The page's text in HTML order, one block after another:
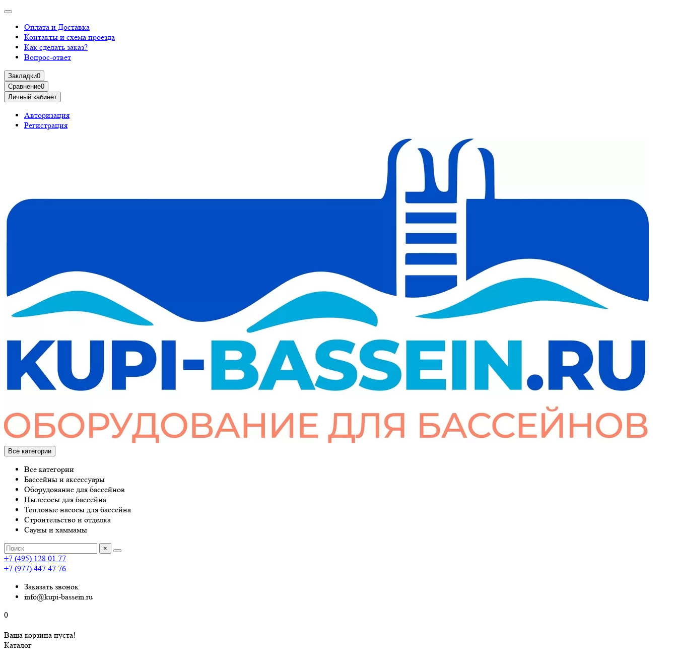
Оплата и Доставка
Контакты и схема проезда
Как сделать заказ?
Вопрос-ответ
Закладки0
Сравнение0
Личный кабинет
Авторизация
Регистрация
Все категории
Все категории
Бассейны и аксессуары
Оборудование для бассейнов
Пылесосы для бассейна
Тепловые насосы для бассейна
Строительство и отделка
Сауны и хаммамы
×
+7 (495) 128 01 77
+7 (977) 447 47 76
Заказать звонок
info@kupi-bassein.ru
0
Ваша корзина пуста!
Каталог